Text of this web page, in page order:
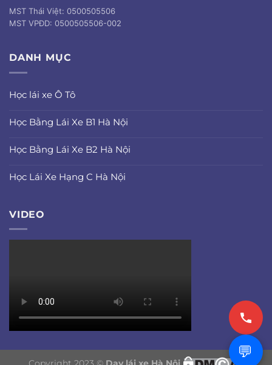
MST Thái Việt: 0500505506
MST VPĐD: 0500505506-002
DANH MỤC
Học lái xe Ô Tô
Học Bằng Lái Xe B1 Hà Nội
Học Bằng Lái Xe B2 Hà Nội
Học Lái Xe Hạng C Hà Nội
VIDEO
💬